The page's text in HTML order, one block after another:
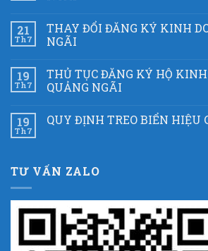
21
Th7
THAY ĐỔI ĐĂNG KÝ KINH
NGÃI
19
Th7
THỦ TỤC ĐĂNG KÝ HỘ
QUẢNG NGÃI
19
Th7
QUY ĐỊNH TREO BIỂN HIỆU
TƯ VẤN ZALO